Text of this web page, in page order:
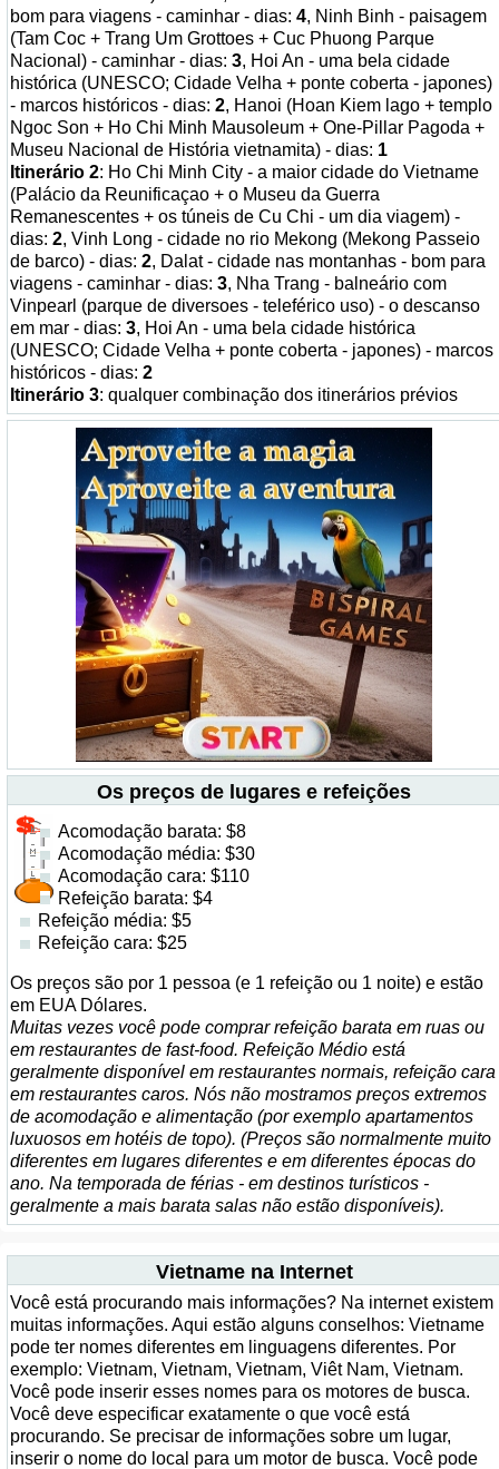
bom para viagens - caminhar - dias: 4, Ninh Binh - paisagem
(Tam Coc + Trang Um Grottoes + Cuc Phuong Parque
Nacional) - caminhar - dias: 3, Hoi An - uma bela cidade
histórica (UNESCO; Cidade Velha + ponte coberta - japones)
- marcos históricos - dias: 2, Hanoi (Hoan Kiem lago + templo
Ngoc Son + Ho Chi Minh Mausoleum + One-Pillar Pagoda +
Museu Nacional de História vietnamita) - dias: 1
Itinerário 2: Ho Chi Minh City - a maior cidade do Vietname
(Palácio da Reunificaçao + o Museu da Guerra
Remanescentes + os túneis de Cu Chi - um dia viagem) -
dias: 2, Vinh Long - cidade no rio Mekong (Mekong Passeio
de barco) - dias: 2, Dalat - cidade nas montanhas - bom para
viagens - caminhar - dias: 3, Nha Trang - balneário com
Vinpearl (parque de diversoes - teleférico uso) - o descanso
em mar - dias: 3, Hoi An - uma bela cidade histórica
(UNESCO; Cidade Velha + ponte coberta - japones) - marcos
históricos - dias: 2
Itinerário 3: qualquer combinação dos itinerários prévios
Os preços de lugares e refeições
Acomodação barata: $8
Acomodação média: $30
Acomodação cara: $110
Refeição barata: $4
Refeição média: $5
Refeição cara: $25
Os preços são por 1 pessoa (e 1 refeição ou 1 noite) e estão
em EUA Dólares.
Muitas vezes você pode comprar refeição barata em ruas ou
em restaurantes de fast-food. Refeição Médio está
geralmente disponível em restaurantes normais, refeição cara
em restaurantes caros. Nós não mostramos preços extremos
de acomodação e alimentação (por exemplo apartamentos
luxuosos em hotéis de topo). (Preços são normalmente muito
diferentes em lugares diferentes e em diferentes épocas do
ano. Na temporada de férias - em destinos turísticos -
geralmente a mais barata salas não estão disponíveis).
Vietname na Internet
Você está procurando mais informações? Na internet existem
muitas informações. Aqui estão alguns conselhos: Vietname
pode ter nomes diferentes em linguagens diferentes. Por
exemplo: Vietnam, Vietnam, Vietnam, Viêt Nam, Vietnam.
Você pode inserir esses nomes para os motores de busca.
Você deve especificar exatamente o que você está
procurando. Se precisar de informações sobre um lugar,
inserir o nome do local para um motor de busca. Você pode